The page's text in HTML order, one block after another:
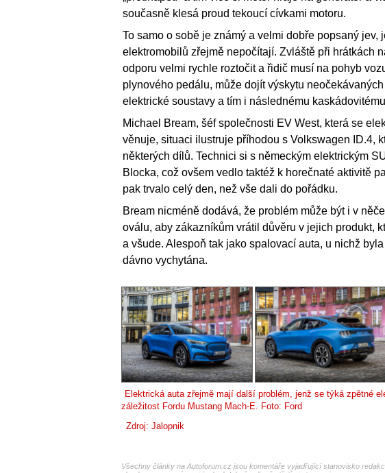
současně klesá proud tekoucí cívkami motoru.
To samo o sobě je známý a velmi dobře popsaný jev,
elektromobilů zřejmě nepočítají. Zvláště při hrátkách
odporu velmi rychle roztočit a řidič musí na pohyb
plynového pedálu, může dojít výskytu
elektrické soustavy a tím i následnému
Michael Bream, šéf společnosti EV West, která se
věnuje, situaci ilustruje příhodou s Volkswagen ID.4,
některých dílů. Technici si s německým elektrickým
Blocka, což ovšem vedlo taktéž k horečnaté aktivitě
pak trvalo celý den, než vše dali do pořádku.
Bream nicméně dodává, že problém může být i v
oválu, aby zákazníkům vrátil důvěru v jejich produkt,
a všude. Alespoň tak jako spalovací auta, u nichž
dávno vychytána.
Elektrická auta zřejmě mají další problém, jenž se týká zpětné
záležitost Fordu Mustang Mach-E. Foto: Ford
Zdroj: Jalopnik
Všechny články na Autoforum.cz jsou komentáře vyjadřující stanovisko